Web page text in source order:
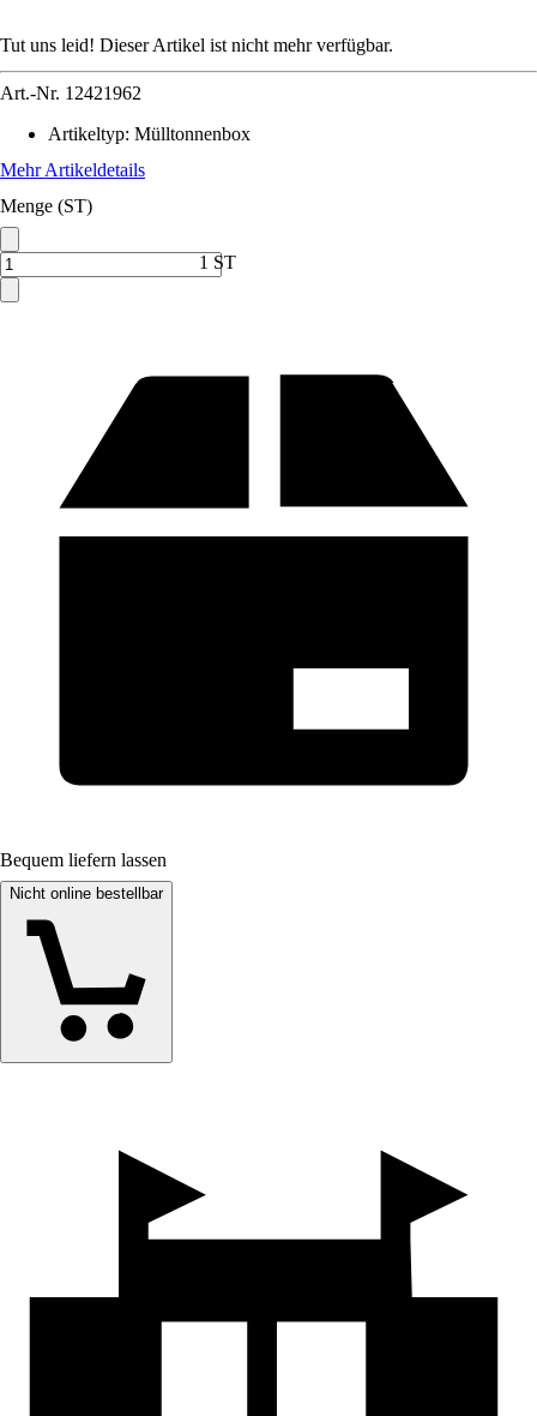
Tut uns leid! Dieser Artikel ist nicht mehr verfügbar.
Art.-Nr. 12421962
Artikeltyp: Mülltonnenbox
Mehr Artikeldetails
Menge (ST)
1 ST
Bequem liefern lassen
Nicht online bestellbar